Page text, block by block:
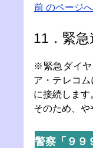
前 のページへ
11．緊
※緊急ダイヤ
ア・テレコ
に接続します
そのため、
警察「９９